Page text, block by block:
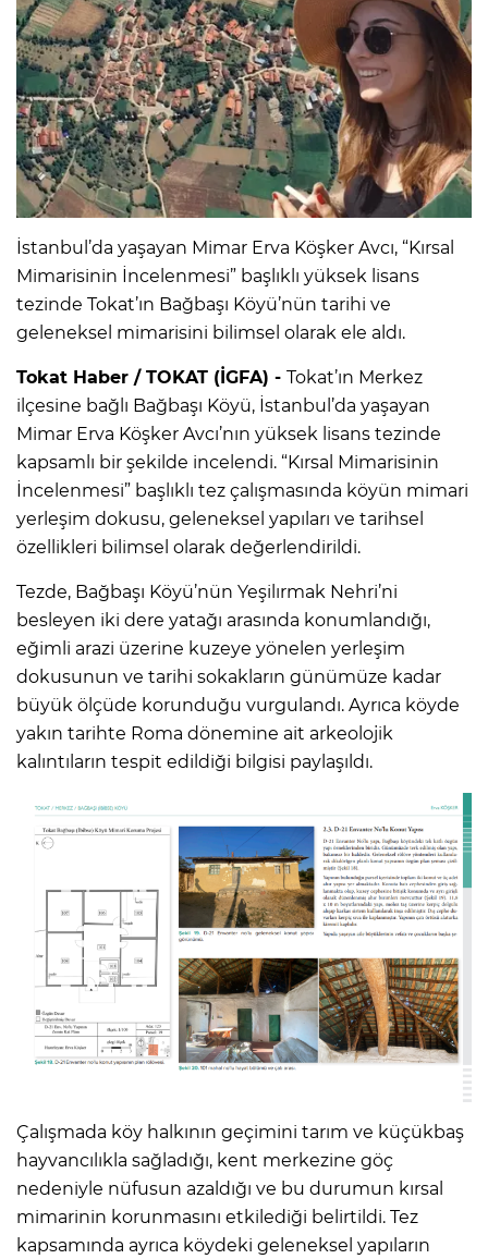
İstanbul’da yaşayan Mimar Erva Köşker Avcı, “Kırsal
Mimarisinin İncelenmesi” başlıklı yüksek lisans
tezinde Tokat’ın Bağbaşı Köyü’nün tarihi ve
geleneksel mimarisini bilimsel olarak ele aldı.
Tokat Haber / TOKAT (İGFA) - Tokat’ın Merkez
ilçesine bağlı Bağbaşı Köyü, İstanbul’da yaşayan
Mimar Erva Köşker Avcı’nın yüksek lisans tezinde
kapsamlı bir şekilde incelendi. “Kırsal Mimarisinin
İncelenmesi” başlıklı tez çalışmasında köyün mimari
yerleşim dokusu, geleneksel yapıları ve tarihsel
özellikleri bilimsel olarak değerlendirildi.
Tezde, Bağbaşı Köyü’nün Yeşilırmak Nehri’ni
besleyen iki dere yatağı arasında konumlandığı,
eğimli arazi üzerine kuzeye yönelen yerleşim
dokusunun ve tarihi sokakların günümüze kadar
büyük ölçüde korunduğu vurgulandı. Ayrıca köyde
yakın tarihte Roma dönemine ait arkeolojik
kalıntıların tespit edildiği bilgisi paylaşıldı.
Çalışmada köy halkının geçimini tarım ve küçükbaş
hayvancılıkla sağladığı, kent merkezine göç
nedeniyle nüfusun azaldığı ve bu durumun kırsal
mimarinin korunmasını etkilediği belirtildi. Tez
kapsamında ayrıca köydeki geleneksel yapıların